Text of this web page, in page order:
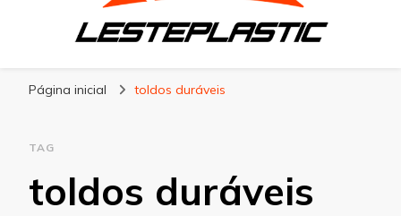
Página inicial toldos duráveis
TAG
toldos duráveis